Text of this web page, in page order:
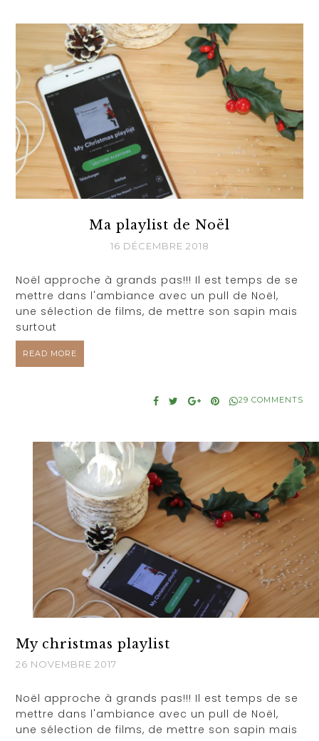
Ma playlist de Noël
16 DÉCEMBRE 2018
Noël approche à grands pas!!! Il est temps de se
mettre dans l'ambiance avec un pull de Noël,
une sélection de films, de mettre son sapin mais
surtout
READ MORE
29 COMMENTS
My christmas playlist
26 NOVEMBRE 2017
Noël approche à grands pas!!! Il est temps de se
mettre dans l'ambiance avec un pull de Noël,
une sélection de films, de mettre son sapin mais